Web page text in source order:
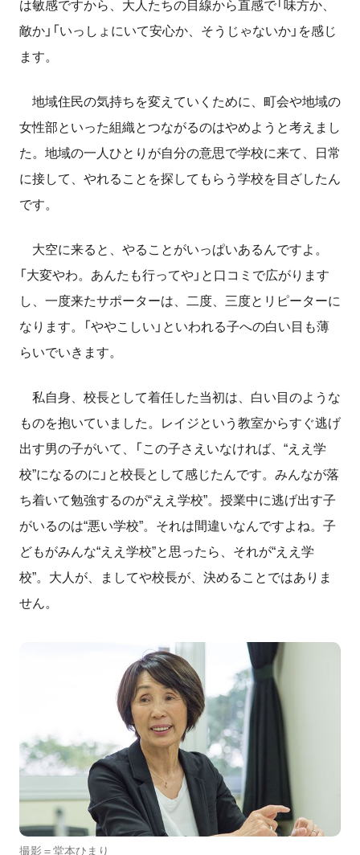
は敏感ですから、大人たちの目線から直感で「味方か、
敵か」「いっしょにいて安心か、そうじゃないか」を感じ
ます。
地域住民の気持ちを変えていくために、町会や地域の
女性部といった組織とつながるのはやめようと考えまし
た。地域の一人ひとりが自分の意思で学校に来て、日常
に接して、やれることを探してもらう学校を目ざしたん
です。
大空に来ると、やることがいっぱいあるんですよ。
「大変やわ。あんたも行ってや」と口コミで広がります
し、一度来たサポーターは、二度、三度とリピーターに
なります。「ややこしい」といわれる子への白い目も薄
らいでいきます。
私自身、校長として着任した当初は、白い目のような
ものを抱いていました。レイジという教室からすぐ逃げ
出す男の子がいて、「この子さえいなければ、“ええ学
校”になるのに」と校長として感じたんです。みんなが落
ち着いて勉強するのが“ええ学校”。授業中に逃げ出す子
がいるのは“悪い学校”。それは間違いなんですよね。子
どもがみんな“ええ学校”と思ったら、それが“ええ学
校”。大人が、ましてや校長が、決めることではありま
せん。
撮影＝堂本ひまり